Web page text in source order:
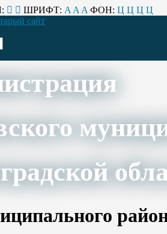
ШРИФТ: A A A ФОН: Ц Ц Ц Ц
сайт